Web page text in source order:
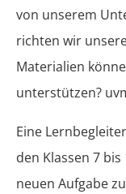
von unserem
richten wir
Materialien
unterstützen?
Eine
den Klassen 7
neuen Aufgabe